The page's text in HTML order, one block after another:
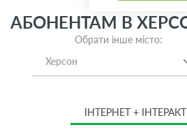
АБОНЕНТАМ В
Обрати інше місто:
Херсон
ІНТЕРНЕТ +